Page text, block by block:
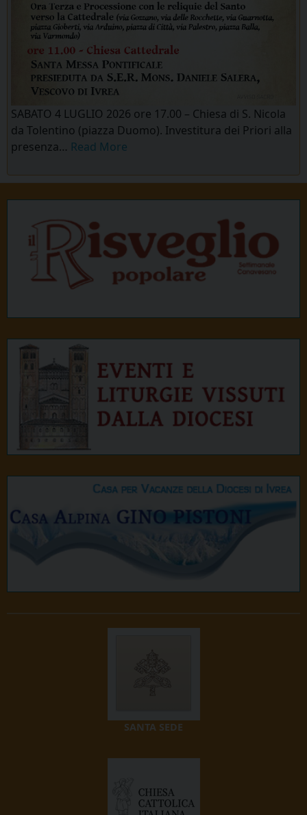
SABATO 4 LUGLIO 2026 ore 17.00 – Chiesa di S. Nicola
da Tolentino (piazza Duomo). Investitura dei Priori alla
presenza… Read More
SANTA SEDE